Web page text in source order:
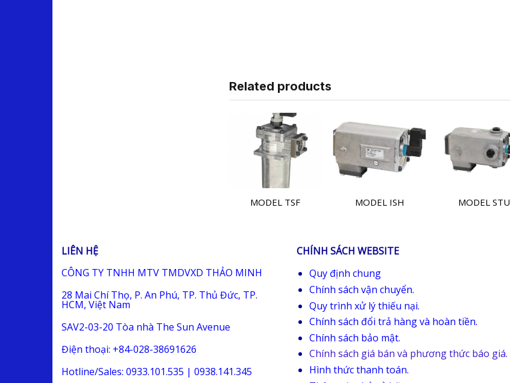
Related products
MODEL TSF MODEL ISH MODEL STU
LIÊN HỆ
CÔNG TY TNHH MTV TMDVXD THẢO MINH
28 Mai Chí Thọ, P. An Phú, TP. Thủ Đức, TP.
HCM, Việt Nam
SAV2-03-20 Tòa nhà The Sun Avenue
Điện thoại: +84-028-38691626
Hotline/Sales: 0933.101.535 | 0938.141.345
CHÍNH SÁCH WEBSITE
Quy định chung
Chính sách vận chuyển.
Quy trình xử lý thiếu nại.
Chính sách đổi trả hàng và hoàn tiền.
Chính sách bảo mật.
Chính sách giá bán và phương thức báo giá.
Hình thức thanh toán.